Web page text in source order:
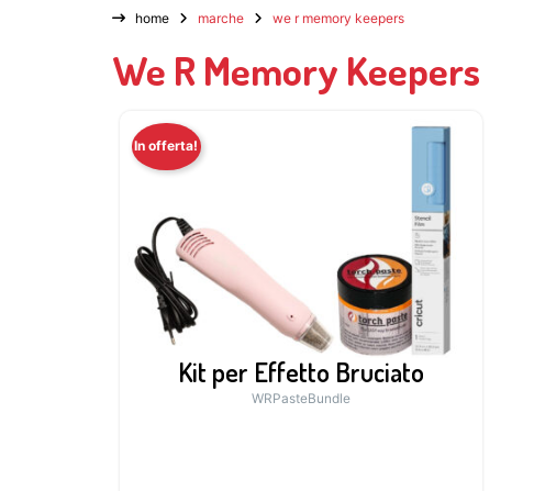
home marche we r memory keepers
We R Memory Keepers
In offerta!
Kit per Effetto Bruciato
WRPasteBundle